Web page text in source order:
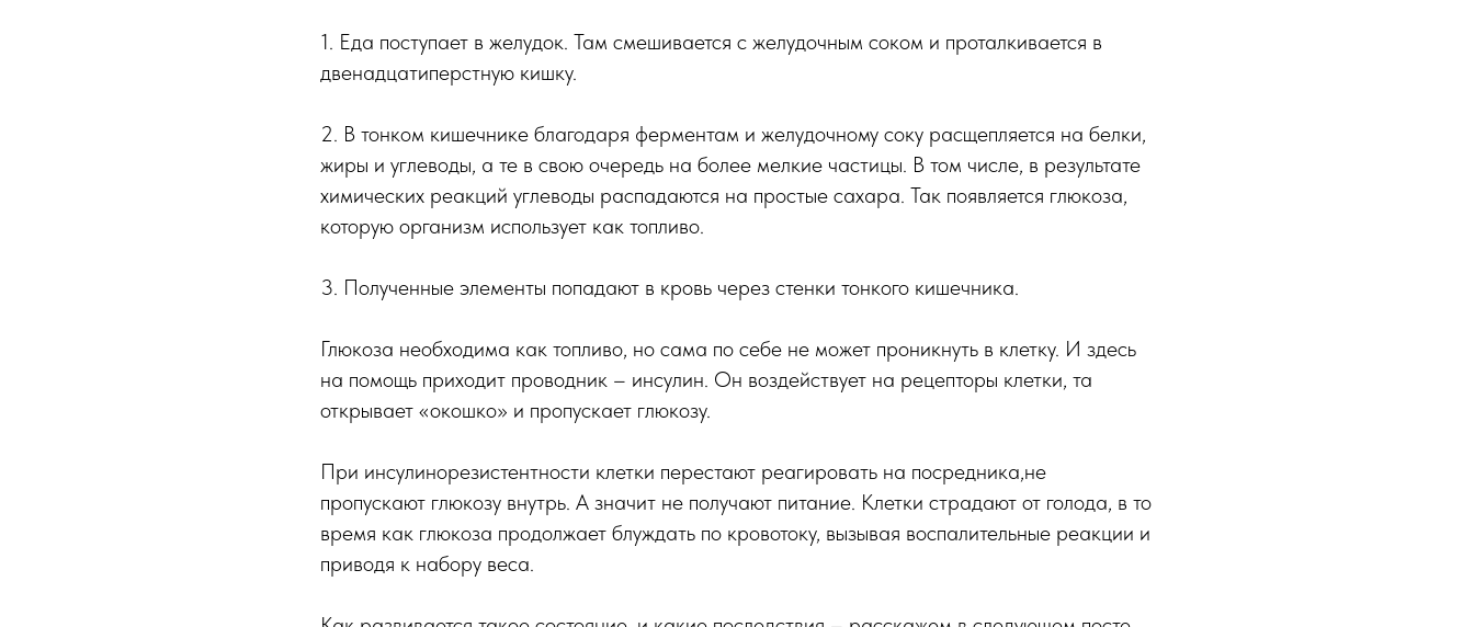
1. Еда поступает в желудок. Там смешивается с желудочным соком и проталкивается в
двенадцатиперстную кишку.
2. В тонком кишечнике благодаря ферментам и желудочному соку расщепляется на белки,
жиры и углеводы, а те в свою очередь на более мелкие частицы. В том числе, в результате
химических реакций углеводы распадаются на простые сахара. Так появляется глюкоза,
которую организм использует как топливо.
3. Полученные элементы попадают в кровь через стенки тонкого кишечника.
Глюкоза необходима как топливо, но сама по себе не может проникнуть в клетку. И здесь
на помощь приходит проводник – инсулин. Он воздействует на рецепторы клетки, та
открывает «окошко» и пропускает глюкозу.
При инсулинорезистентности клетки перестают реагировать на посредника,не
пропускают глюкозу внутрь. А значит не получают питание. Клетки страдают от голода, в то
время как глюкоза продолжает блуждать по кровотоку, вызывая воспалительные реакции и
приводя к набору веса.